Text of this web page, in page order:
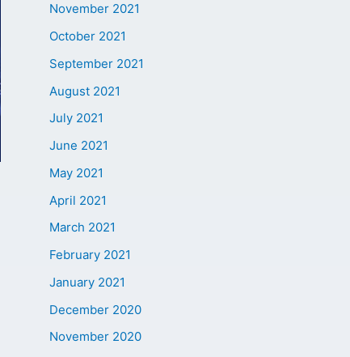
November 2021
October 2021
September 2021
August 2021
July 2021
June 2021
May 2021
April 2021
March 2021
February 2021
January 2021
December 2020
November 2020